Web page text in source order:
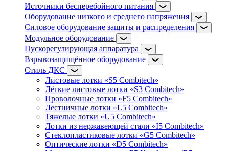
Источники бесперебойного питания
Оборудование низкого и среднего напряжения
Силовое оборудование защиты и распределения
Модульное оборудование
Пускорегулирующая аппаратура
Взрывозащищённое оборудование
Стиль ДКС
Листовые лотки «S5 Combitech»
Лёгкие листовые лотки «S3 Combitech»
Проволочные лотки «F5 Combitech»
Лестничные лотки «L5 Combitech»
Тяжелые лотки «U5 Combitech»
Лотки из нержавеющей стали «I5 Combitech»
Стеклопластиковые лотки «G5 Combitech»
Оптические лотки «D5 Combitech»